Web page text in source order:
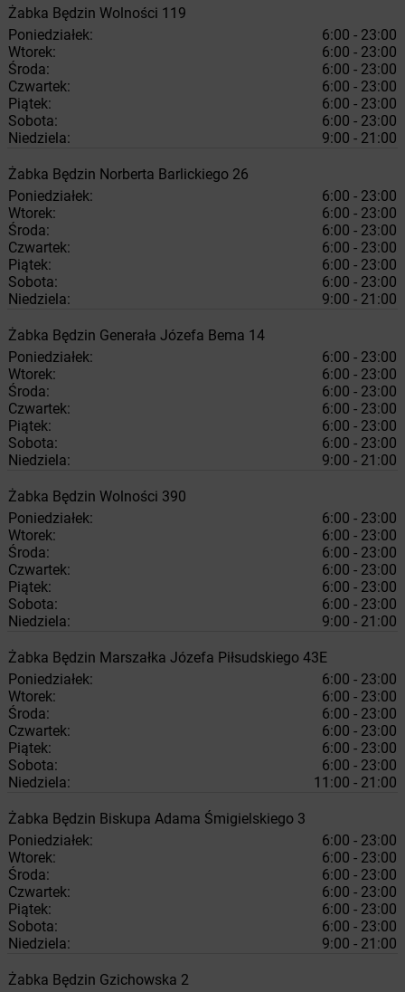
Żabka Będzin Wolności 119
Poniedziałek:
6:00 - 23:00
Wtorek:
6:00 - 23:00
Środa:
6:00 - 23:00
Czwartek:
6:00 - 23:00
Piątek:
6:00 - 23:00
Sobota:
6:00 - 23:00
Niedziela:
9:00 - 21:00
Żabka Będzin Norberta Barlickiego 26
Poniedziałek:
6:00 - 23:00
Wtorek:
6:00 - 23:00
Środa:
6:00 - 23:00
Czwartek:
6:00 - 23:00
Piątek:
6:00 - 23:00
Sobota:
6:00 - 23:00
Niedziela:
9:00 - 21:00
Żabka Będzin Generała Józefa Bema 14
Poniedziałek:
6:00 - 23:00
Wtorek:
6:00 - 23:00
Środa:
6:00 - 23:00
Czwartek:
6:00 - 23:00
Piątek:
6:00 - 23:00
Sobota:
6:00 - 23:00
Niedziela:
9:00 - 21:00
Żabka Będzin Wolności 390
Poniedziałek:
6:00 - 23:00
Wtorek:
6:00 - 23:00
Środa:
6:00 - 23:00
Czwartek:
6:00 - 23:00
Piątek:
6:00 - 23:00
Sobota:
6:00 - 23:00
Niedziela:
9:00 - 21:00
Żabka Będzin Marszałka Józefa Piłsudskiego 43E
Poniedziałek:
6:00 - 23:00
Wtorek:
6:00 - 23:00
Środa:
6:00 - 23:00
Czwartek:
6:00 - 23:00
Piątek:
6:00 - 23:00
Sobota:
6:00 - 23:00
Niedziela:
11:00 - 21:00
Żabka Będzin Biskupa Adama Śmigielskiego 3
Poniedziałek:
6:00 - 23:00
Wtorek:
6:00 - 23:00
Środa:
6:00 - 23:00
Czwartek:
6:00 - 23:00
Piątek:
6:00 - 23:00
Sobota:
6:00 - 23:00
Niedziela:
9:00 - 21:00
Żabka Będzin Gzichowska 2